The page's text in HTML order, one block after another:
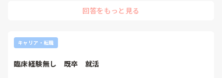
回答をもっと見る
キャリア・転職
臨床経験無し　既卒　就活